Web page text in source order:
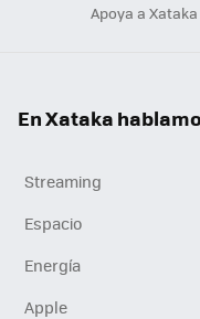
Apoya a
En Xataka
Streaming
Espacio
Energía
Apple